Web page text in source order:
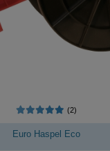
(2)
Euro Haspel Eco